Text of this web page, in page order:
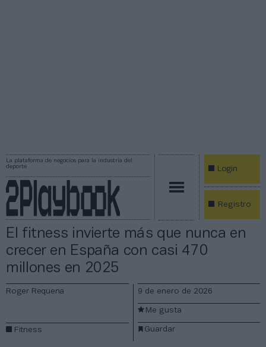
La plataforma de negocios para la industria del
deporte
Login
Registro
El fitness invierte más que nunca en
crecer en España con casi 470
millones en 2025
Roger Requena
Fitness
9 de enero de 2026
Guardar
Me gusta